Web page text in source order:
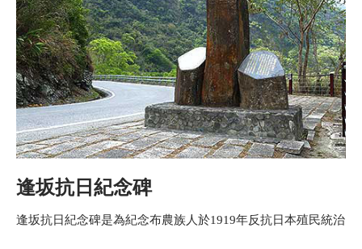
逢坂抗日紀念碑
逢坂抗日紀念碑是為紀念布農族人於1919年反抗日本殖民統治